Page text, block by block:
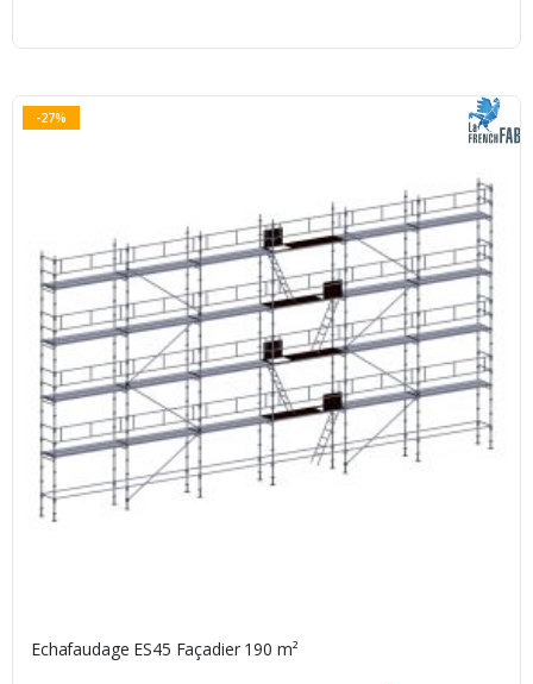
-27%
Echafaudage ES45 Façadier 190 m²